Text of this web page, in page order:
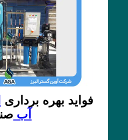
فواید بهره برداری
آب